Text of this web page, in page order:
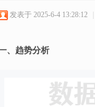
发表于 2025-6-4 13:28:12
、趋势分析